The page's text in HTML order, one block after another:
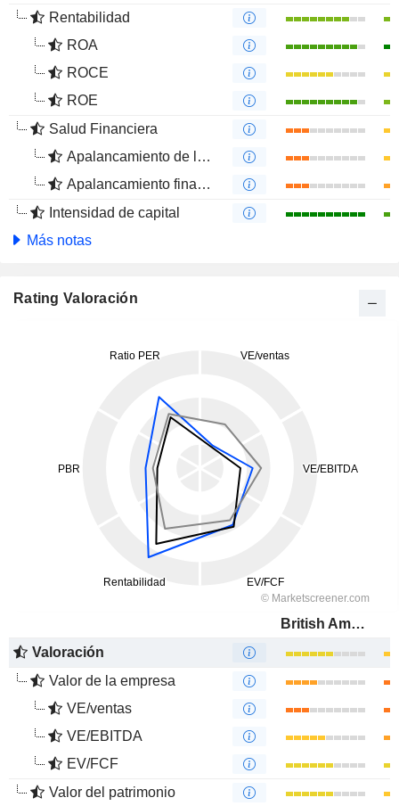
Rentabilidad
ROA
ROCE
ROE
Salud Financiera
Apalancamiento de la deuda
Apalancamiento financiero
Intensidad de capital
Más notas
Rating Valoración
British American Tobacco p.l.c.
Valoración
Valor de la empresa
VE/ventas
VE/EBITDA
EV/FCF
Valor del patrimonio